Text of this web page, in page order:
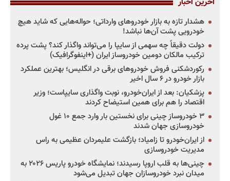
هشدار تازه به بازار خودروهای وارداتی؛ حواله‌هایی که شاید هیچ
خودرویی پشت آن‌ها نباشد!
دولت دقیقاً چه سهمی از سایپا را می‌تواند واگذار کند؟ پشت پرده
ترکیب مالکان دومین خودروساز ایران (+اینفوگرافیک)
رکوردشکنی فروش خودروهای برقی در انگلیس؛ بهترین عملکرد
بازار خودرو در ۶ سال اخیر
پزشکیان: بعد از ایران‌خودرو، نوبت واگذاری سایپاست؛ وزیر
اقتصاد را هم برای همین استیضاح کردند
۳ خودروساز چینی برای نخستین بار وارد جمع ۱۰ غول
خودروسازی جهان شدند
از ایران‌خودرو تا زامیاد؛ بازگشت علیمردان عظیمی به راس
مدیریت خودروسازی
چینی‌ها به قلب اروپا رسیدند؛ نمایشگاه خودرو پاریس ۲۰۲۶ به
میدان نبرد خودروسازان جهان تبدیل می‌شود